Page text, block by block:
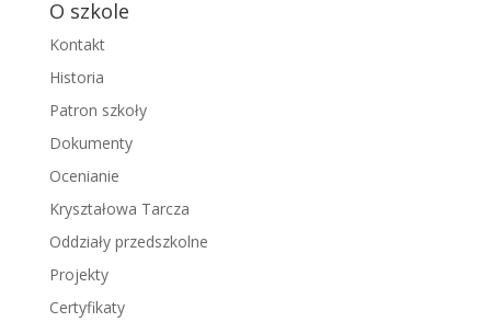
O szkole
Kontakt
Historia
Patron szkoły
Dokumenty
Ocenianie
Kryształowa Tarcza
Oddziały przedszkolne
Projekty
Certyfikaty